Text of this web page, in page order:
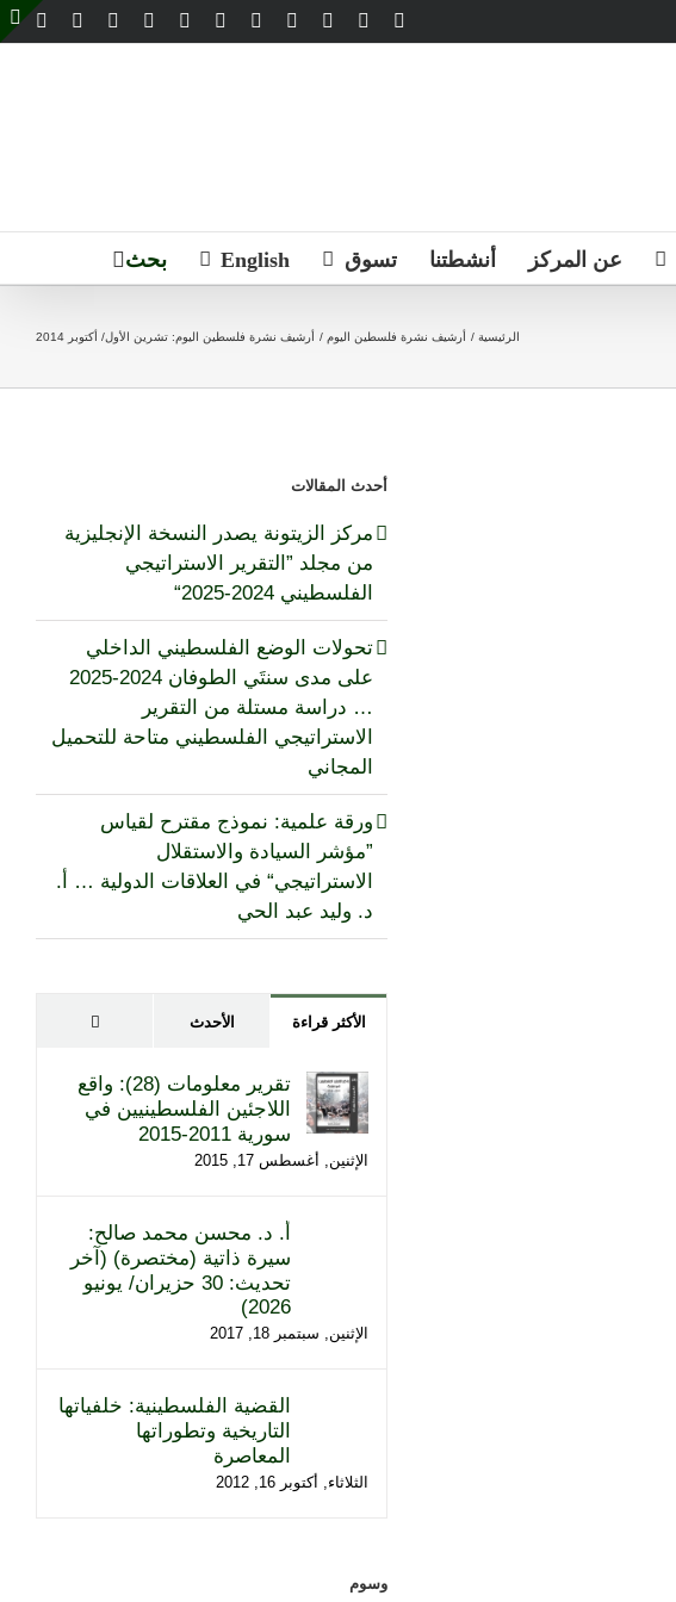
Facebook
Instagram
YouTube
Tiktok
Threads
LinkedIn
SoundCloud
WhatsApp
Telegram
عن المركز أنشطتنا تسوق English
الرئيسية أرشيف نشرة فلسطين اليوم أرشيف نشرة فلسطين اليوم: تشرين الأول/ أكتوبر 2014
أحدث المقالات
مركز الزيتونة يصدر النسخة الإنجليزية
من مجلد ”التقرير الاستراتيجي
الفلسطيني 2024-2025“
تحولات الوضع الفلسطيني الداخلي
على مدى سنتَي الطوفان 2024-2025
… دراسة مستلة من التقرير
الاستراتيجي الفلسطيني متاحة للتحميل
المجاني
ورقة علمية: نموذج مقترح لقياس
”مؤشر السيادة والاستقلال
الاستراتيجي“ في العلاقات الدولية … أ.
د. وليد عبد الحي
الأكثر قراءة الأحدث
تقرير معلومات (28): واقع
اللاجئين الفلسطينيين في
سورية 2011-2015
الإثنين, أغسطس 17, 2015
أ. د. محسن محمد صالح:
سيرة ذاتية (مختصرة) (آخر
تحديث: 30 حزيران/ يونيو
2026)
الإثنين, سبتمبر 18, 2017
القضية الفلسطينية: خلفياتها
التاريخية وتطوراتها
المعاصرة
الثلاثاء, أكتوبر 16, 2012
وسوم